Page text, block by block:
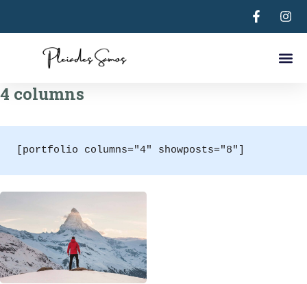
4 columns
[portfolio columns="4" showposts="8"]